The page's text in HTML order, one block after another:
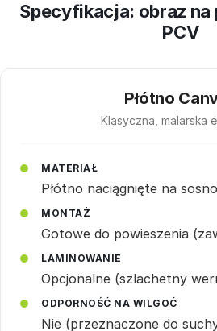
Specyfikacja: obraz na
PCV
Płótno
Klasyczna, malarska
MATERIAŁ
Płótno naciągnięte na
MONTAŻ
Gotowe do powieszenia
LAMINOWANIE
Opcjonalne (szlachetny
ODPORNOŚĆ NA WILGOĆ
Nie (przeznaczone do